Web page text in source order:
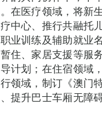
在医疗领域，将新
中心、推行共融托
业训练及辅助就业
住、家居支援等服
计划；在住宿领域
领域，制订《澳门
提升巴士车厢无障